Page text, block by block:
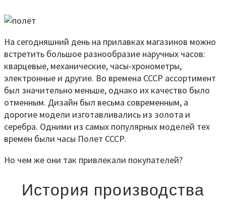
На сегодняшний день на прилавках магазинов можно
встретить большое разнообразие наручных часов:
кварцевые, механические, часы-хронометры,
электронные и другие. Во времена СССР ассортимент
был значительно меньше, однако их качество было
отменным. Дизайн был весьма современным, а
дорогие модели изготавливались из золота и
серебра. Одними из самых популярных моделей тех
времен были часы Полет СССР.
Но чем же они так привлекали покупателей?
История производства